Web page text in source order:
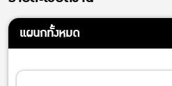
แผนกทั้งหมด